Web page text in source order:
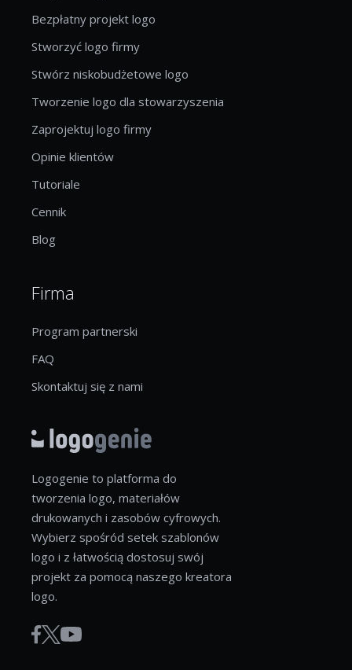
Bezpłatny projekt logo
Stworzyć logo firmy
Stwórz niskobudżetowe logo
Tworzenie logo dla stowarzyszenia
Zaprojektuj logo firmy
Opinie klientów
Tutoriale
Cennik
Blog
Firma
Program partnerski
FAQ
Skontaktuj się z nami
Logogenie to platforma do
tworzenia logo, materiałów
drukowanych i zasobów cyfrowych.
Wybierz spośród setek szablonów
logo i z łatwością dostosuj swój
projekt za pomocą naszego kreatora
logo.